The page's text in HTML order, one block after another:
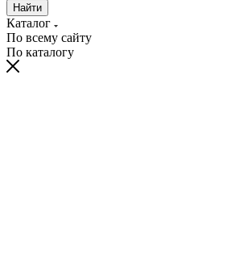
Найти
Каталог
По всему сайту
По каталогу